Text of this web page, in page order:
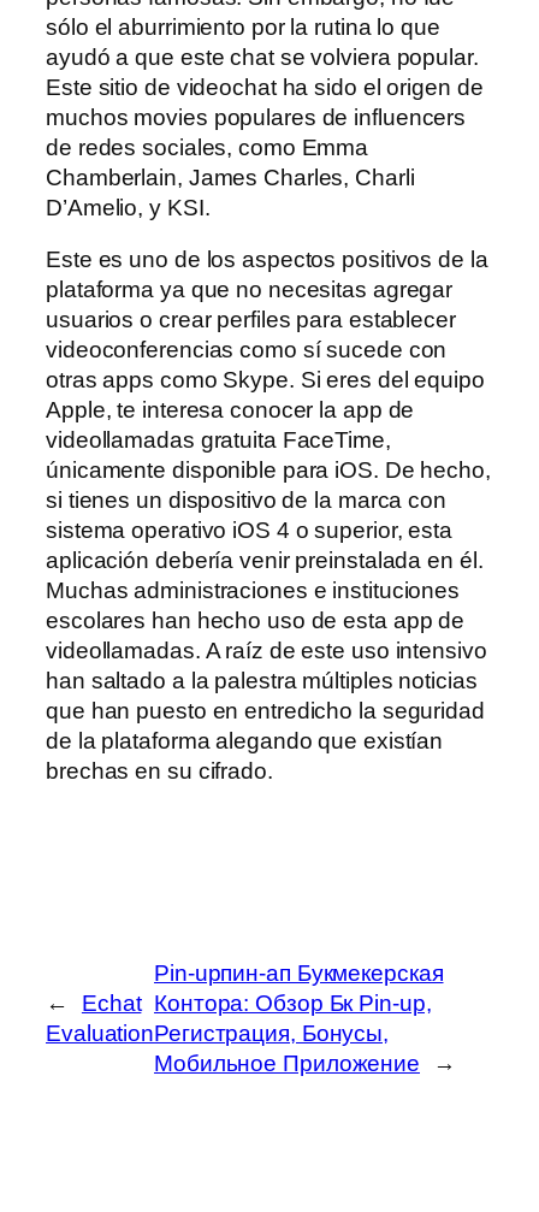
sólo el aburrimiento por la rutina lo que
ayudó a que este chat se volviera popular.
Este sitio de videochat ha sido el origen de
muchos movies populares de influencers
de redes sociales, como Emma
Chamberlain, James Charles, Charli
D’Amelio, y KSI.
Este es uno de los aspectos positivos de la
plataforma ya que no necesitas agregar
usuarios o crear perfiles para establecer
videoconferencias como sí sucede con
otras apps como Skype. Si eres del equipo
Apple, te interesa conocer la app de
videollamadas gratuita FaceTime,
únicamente disponible para iOS. De hecho,
si tienes un dispositivo de la marca con
sistema operativo iOS 4 o superior, esta
aplicación debería venir preinstalada en él.
Muchas administraciones e instituciones
escolares han hecho uso de esta app de
videollamadas. A raíz de este uso intensivo
han saltado a la palestra múltiples noticias
que han puesto en entredicho la seguridad
de la plataforma alegando que existían
brechas en su cifrado.
←
Echat
Evaluation
Pin-upпин-ап Букмекерская
Контора: Обзор Бк Pin-up,
Регистрация, Бонусы,
Мобильное Приложение
→